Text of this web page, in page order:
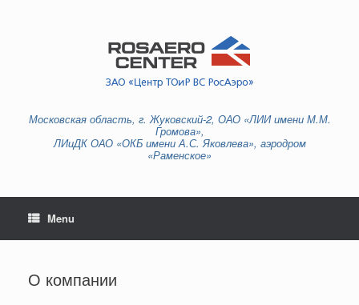
Московская область, г. Жуковский-2, ОАО «ЛИИ имени М.М.
Громова»,
ЛИиДК ОАО «ОКБ имени А.С. Яковлева», аэродром
«Раменское»
Menu
О компании